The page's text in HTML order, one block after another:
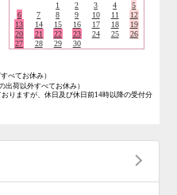
1
2 3 4
5
6
7 8 9 10 11
12
13
14 15 16 17 18
19
20
21 22 23 24 25
26
27
28 29 30
べてお休み）
出荷以外すべてお休み）
りますが、休日及び休日前14時以降の受付分